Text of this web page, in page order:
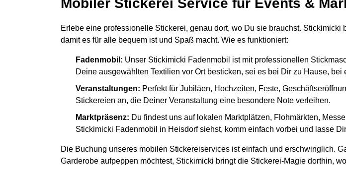
Mobiler Stickerei Service für Events &
Erlebe eine professionelle Stickerei, genau dort, wo Du sie brauchst.
damit es für alle bequem ist und Spaß macht. Wie es funktioniert:
Fadenmobil: Unser Stickimicki Fadenmobil ist mit professionellen
Deine ausgewählten Textilien vor Ort besticken, sei es bei Dir zu Hause,
Veranstaltungen: Perfekt für Jubiläen, Hochzeiten, Feste,
Stickereien an, die Deiner Veranstaltung eine besondere Note verleihen.
Marktpräsenz: Du findest uns auf lokalen Marktplätzen, Flohmärkten,
Stickimicki Fadenmobil in Heisdorf siehst, komm einfach vorbei und lasse
Die Buchung unseres mobilen Stickereiservices ist einfach und erschwinglich.
Garderobe aufpeppen möchtest, Stickimicki bringt die Stickerei-Magie dorthin,